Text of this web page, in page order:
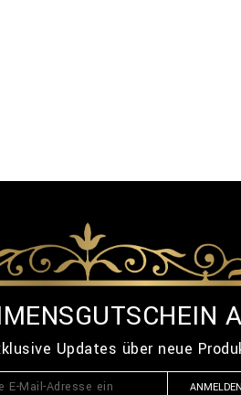
Updates über neue
ANMELDEN